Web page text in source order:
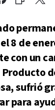
8 de
con un
sufrió
para